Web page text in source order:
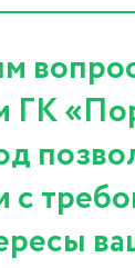
ГК
с